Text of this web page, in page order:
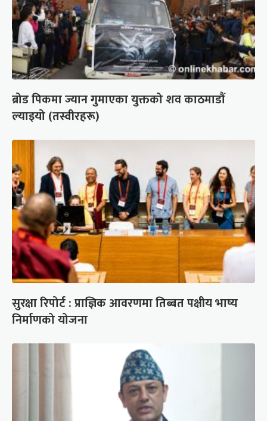
ब्रोड पिकमा ज्यान गुमाएका युक्तको शव काठमाडौं
ल्याइयो (तस्वीरहरू)
सुरक्षा रिपोर्ट : प्राज्ञिक आवरणमा तिब्बत पक्षीय भाष्य
निर्माणको योजना